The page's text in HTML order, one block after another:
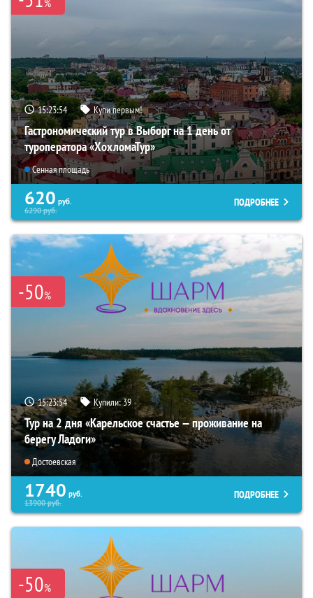
15:23:53 Купи первым!
Гастрономический тур в Выборг на 1 день от
туроператора «ХохломаТур»
Сенная площадь
620 руб.
6290руб.
ПОДРОБНЕЕ
-50%
15:23:53 Купили:39
Тур на 2 дня «Карельское счастье — проживание на
берегу Ладоги»
Достоевская
1740 руб.
13900руб.
ПОДРОБНЕЕ
-50%